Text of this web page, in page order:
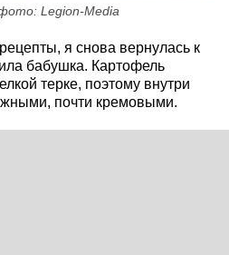
Legion-Media
я снова вернулась к
бабушка. Картофель
терке, поэтому внутри
почти кремовыми.